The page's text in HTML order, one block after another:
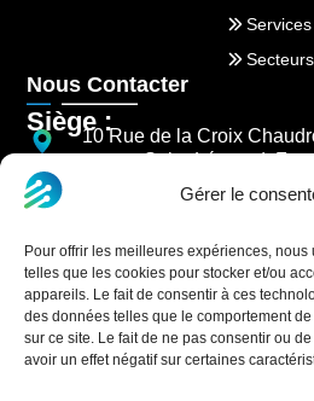
Gérer le
Pour offrir les meilleures expériences,
telles que les cookies pour stocker et/ou
appareils. Le fait de consentir à ces
des données telles que le comportement
sur ce site. Le fait de ne pas consentir ou
avoir un effet négatif sur certaines
Services
Secteurs
Nous Contacter
Siège :10 Rue de la Croix
Saint-Léonard,
03 26 85 84 77